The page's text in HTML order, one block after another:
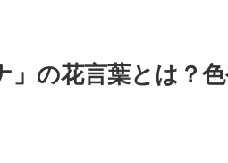
」の花言葉とは？